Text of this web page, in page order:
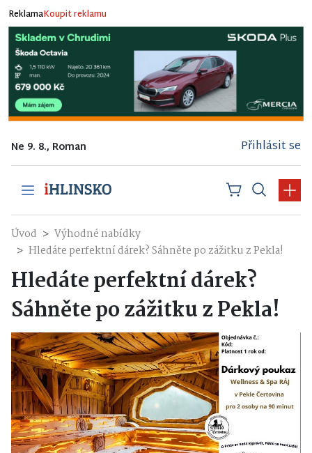
ReklamaKoupit reklamu
Ne 9. 8., Roman Přihlásit se
Úvod
Výhodné nabídky
Hledáte perfektní dárek? Sáhněte po zážitku z Pekla!
Hledáte perfektní dárek?
Sáhněte po zážitku z Pekla!